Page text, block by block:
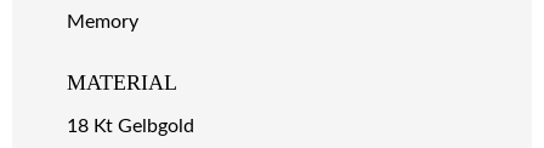
Memory
MATERIAL
18 Kt Gelbgold